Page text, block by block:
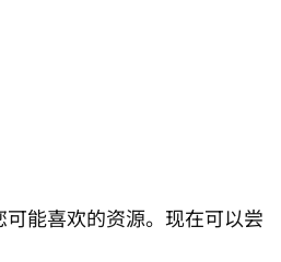
能喜欢的资源。现在可以尝